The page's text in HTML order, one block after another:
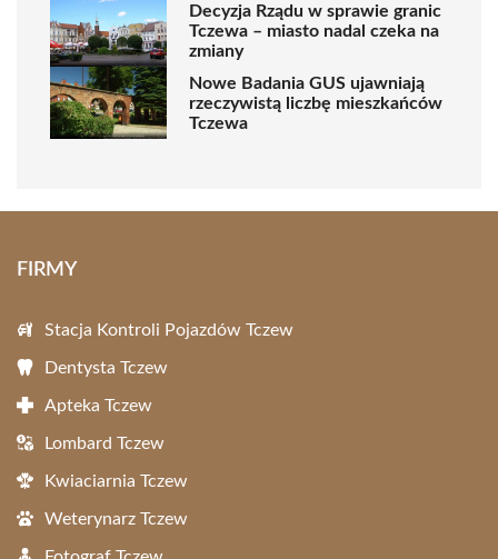
Decyzja Rządu w sprawie granic
Tczewa – miasto nadal czeka na
zmiany
Nowe Badania GUS ujawniają
rzeczywistą liczbę mieszkańców
Tczewa
FIRMY
Stacja Kontroli Pojazdów Tczew
Dentysta Tczew
Apteka Tczew
Lombard Tczew
Kwiaciarnia Tczew
Weterynarz Tczew